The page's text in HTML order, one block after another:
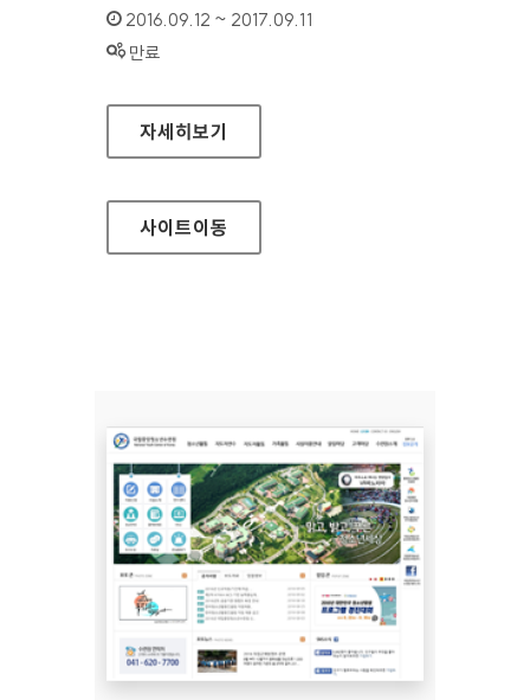
인증기간 :
2016.09.12 ~ 2017.09.11
상태 :
만료
제주항공우주박물관 대표 홈페이지
자세히보기
사이트이동